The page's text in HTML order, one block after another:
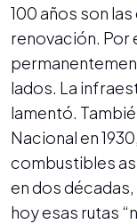
100 años son
renovación. Por
lados. La
lamentó.
Nacional en
combustibles
en dos
hoy esas rutas